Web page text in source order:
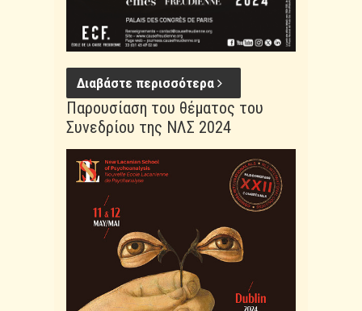
Διαβάστε περισσότερα
Παρουσίαση του θέματος του
Συνεδρίου της ΝΛΣ 2024